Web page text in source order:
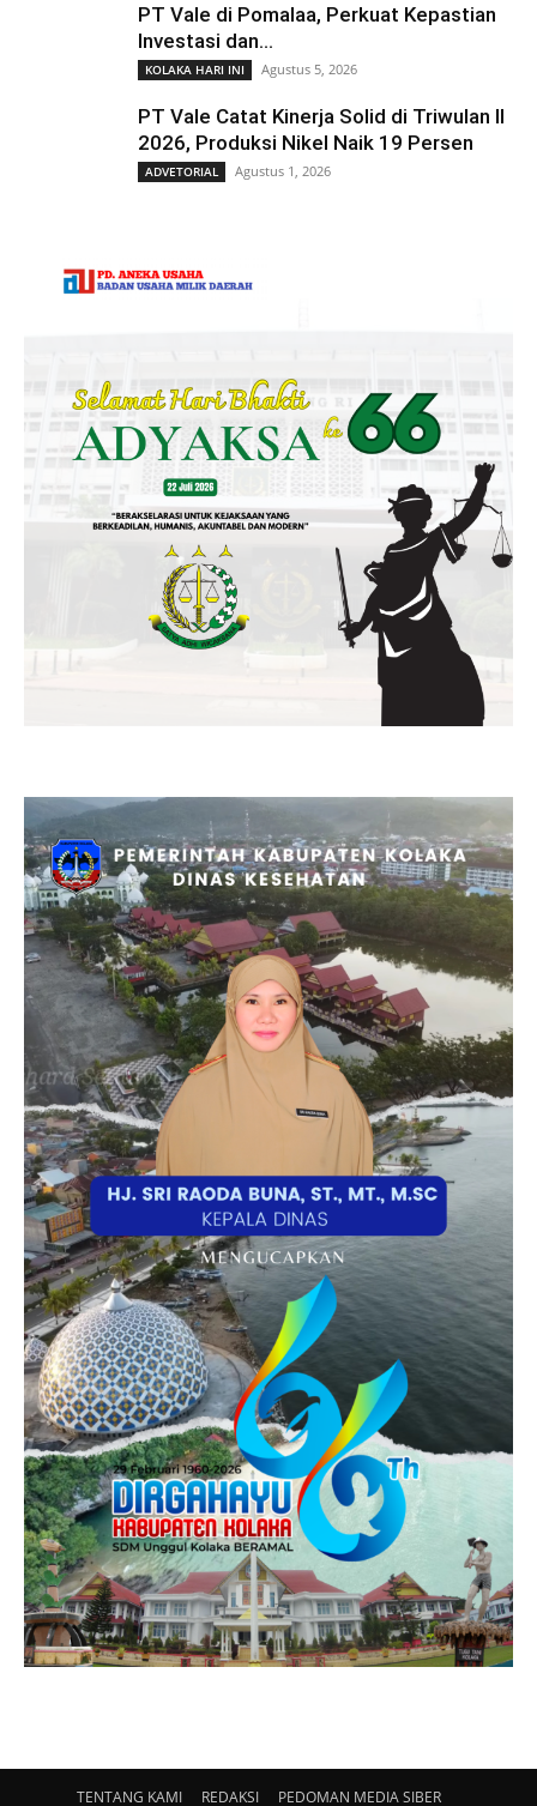
PT Vale di Pomalaa, Perkuat Kepastian
Investasi dan...
KOLAKA HARI INI Agustus 5, 2026
PT Vale Catat Kinerja Solid di Triwulan II
2026, Produksi Nikel Naik 19 Persen
ADVETORIAL Agustus 1, 2026
TENTANG KAMI REDAKSI PEDOMAN MEDIA SIBER